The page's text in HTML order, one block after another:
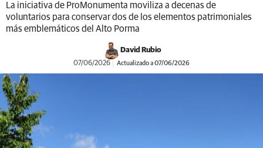
La iniciativa de ProMonumenta moviliza a decenas de
voluntarios para conservar dos de los elementos patrimoniales
más emblemáticos del Alto Porma
David Rubio
07/06/2026 Actualizado a 07/06/2026